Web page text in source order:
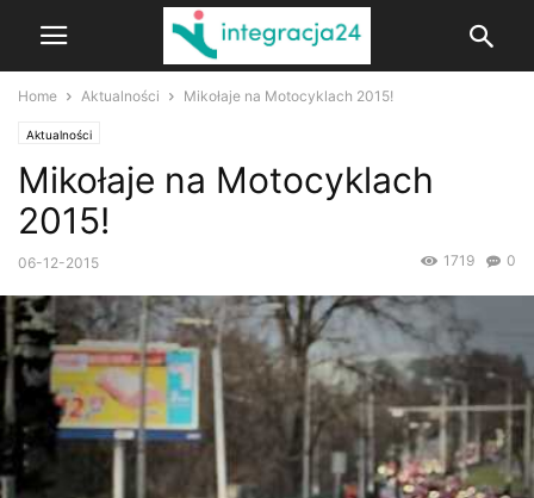
Home Aktualności Mikołaje na Motocyklach 2015!
Aktualności
Mikołaje na Motocyklach
2015!
06-12-2015 0
1719